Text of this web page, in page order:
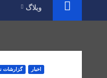
وبلاگ
اخبار گزارشات